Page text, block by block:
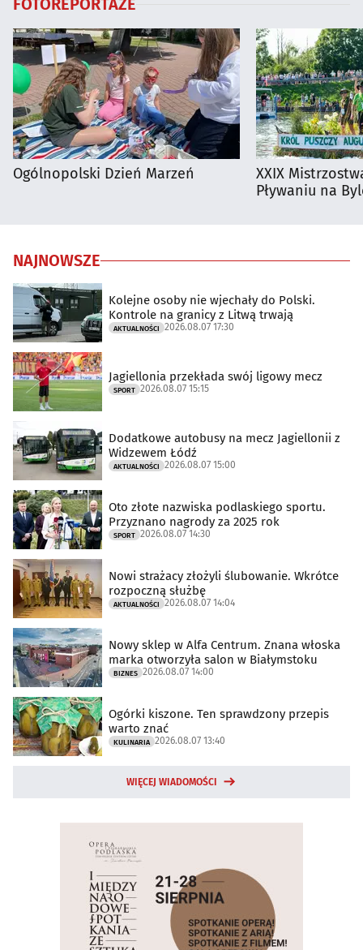
FOTOREPORTAŻE
Ogólnopolski Dzień Marzeń
XXIX
Pływaniu na
NAJNOWSZE
Kolejne osoby nie wjechały do Polski.
Kontrole na granicy z Litwą trwają
AKTUALNOŚCI 2026.08.07 17:30
Jagiellonia przekłada swój ligowy mecz
SPORT 2026.08.07 15:15
Dodatkowe autobusy na mecz Jagiellonii z
Widzewem Łódź
AKTUALNOŚCI 2026.08.07 15:00
Oto złote nazwiska podlaskiego sportu.
Przyznano nagrody za 2025 rok
SPORT 2026.08.07 14:30
Nowi strażacy złożyli ślubowanie. Wkrótce
rozpoczną służbę
AKTUALNOŚCI 2026.08.07 14:04
Nowy sklep w Alfa Centrum. Znana włoska
marka otworzyła salon w Białymstoku
BIZNES 2026.08.07 14:00
Ogórki kiszone. Ten sprawdzony przepis
warto znać
KULINARIA 2026.08.07 13:40
WIĘCEJ WIADOMOŚCI